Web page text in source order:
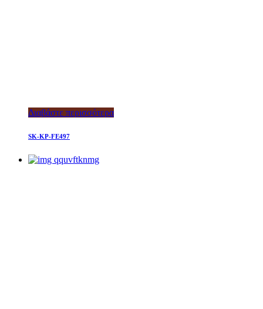
Διαβάστε περισσότερα
SK-KP-FE497